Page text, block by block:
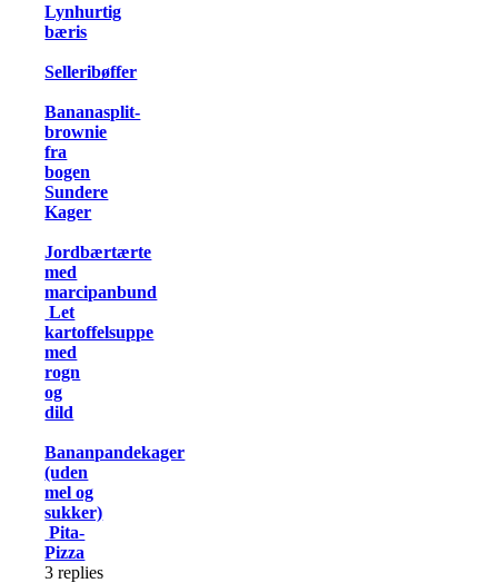
Lynhurtig
bæris
Selleribøffer
Bananasplit-
brownie
fra
bogen
Sundere
Kager
Jordbærtærte
med
marcipanbund
Let
kartoffelsuppe
med
rogn
og
dild
Bananpandekager
(uden
mel og
sukker)
Pita-
Pizza
3 replies